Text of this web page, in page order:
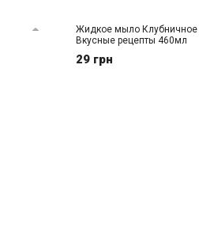
Жидкое мыло Клубничное
Вкусные рецепты 460мл
29 грн